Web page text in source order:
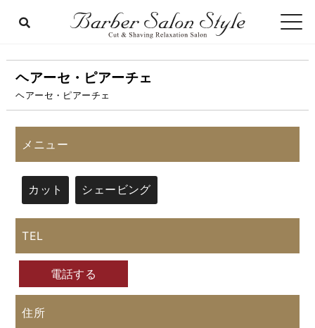
ヘアーセ・ピアーチェ
ヘアーセ・ピアーチェ
メニュー
カット シェービング
TEL
電話する
住所